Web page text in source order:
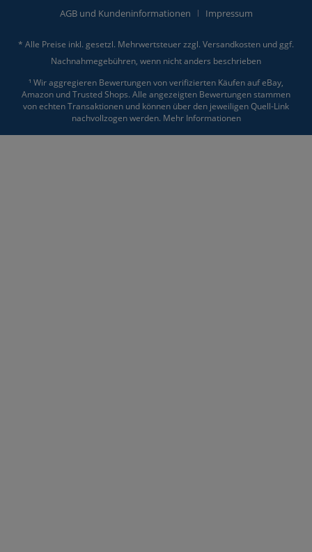
AGB und Kundeninformationen
Impressum
* Alle Preise inkl. gesetzl. Mehrwertsteuer zzgl. Versandkosten und ggf.
Nachnahmegebühren, wenn nicht anders beschrieben
¹ Wir aggregieren Bewertungen von verifizierten Käufen auf eBay,
Amazon und Trusted Shops. Alle angezeigten Bewertungen stammen
von echten Transaktionen und können über den jeweiligen Quell-Link
nachvollzogen werden. Mehr Informationen